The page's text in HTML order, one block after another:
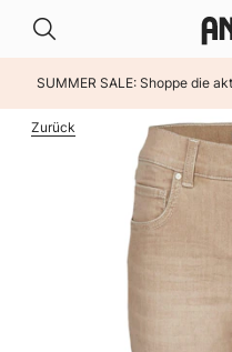
SUMMER SALE: Shoppe die
Zurück